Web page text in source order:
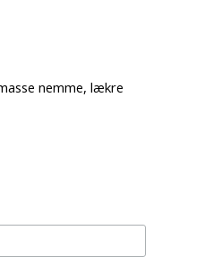
nemme, lækre